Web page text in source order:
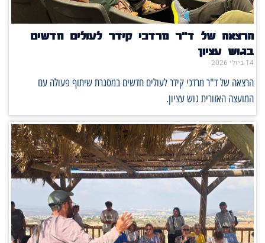
הרצאה של ד"ר מרדכי קידר לעולים חדשים
בגוש עציון
14 ביולי 2026
הרצאה של ד"ר מרדכי קידר לעולים חדשים במסגרת שיתוף פעולה עם
המועצה האזורית גוש עציון.